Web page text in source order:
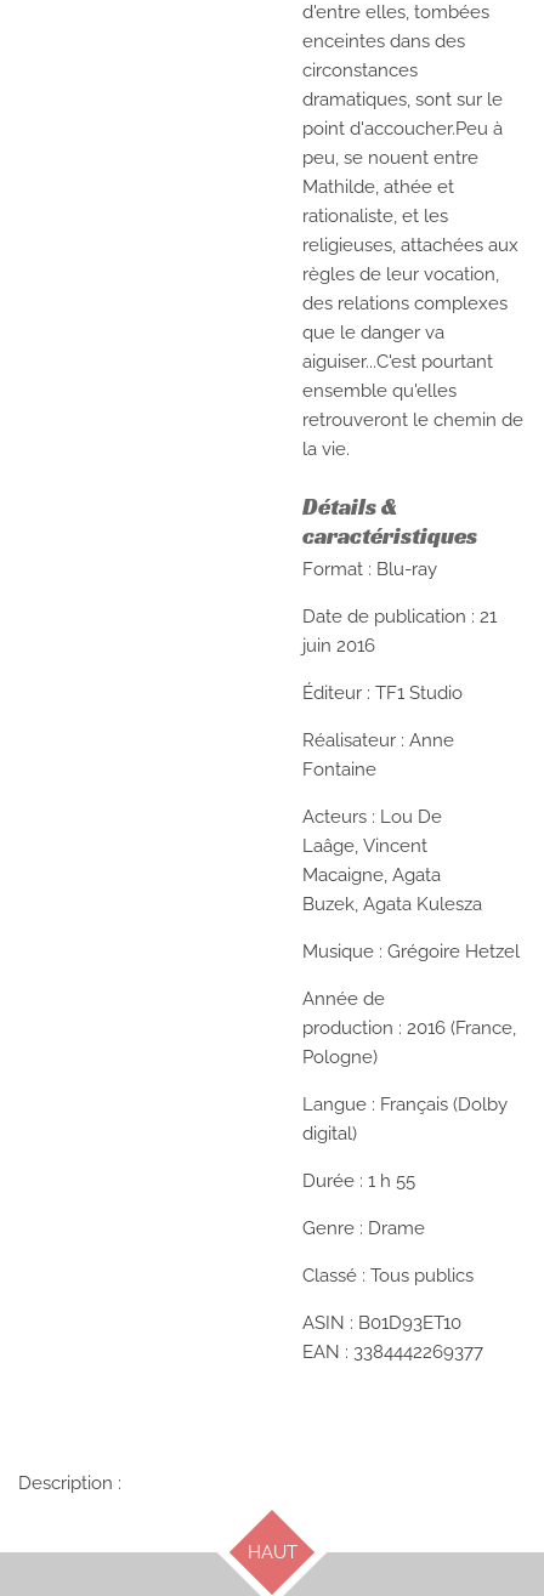
d'entre elles, tombées
enceintes dans des
circonstances
dramatiques, sont sur le
point d'accoucher.Peu à
peu, se nouent entre
Mathilde, athée et
rationaliste, et les
religieuses, attachées aux
règles de leur vocation,
des relations complexes
que le danger va
aiguiser...C'est pourtant
ensemble qu'elles
retrouveront le chemin de
la vie.
Détails &
caractéristiques
Format : Blu-ray
Date de publication : 21
juin 2016
Éditeur : TF1 Studio
Réalisateur : Anne
Fontaine
Acteurs : Lou De
Laâge, Vincent
Macaigne, Agata
Buzek, Agata Kulesza
Musique : Grégoire Hetzel
Année de
production : 2016 (France,
Pologne)
Langue : Français (Dolby
digital)
Durée : 1 h 55
Genre : Drame
Classé : Tous publics
ASIN : B01D93ET10
EAN : 3384442269377
Description :
HAUT